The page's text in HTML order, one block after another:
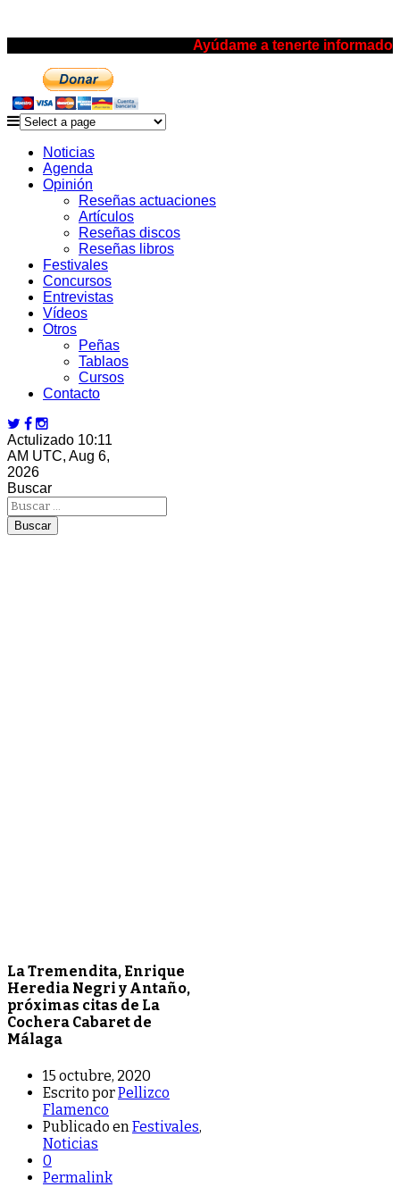
Ayúdame a tenerte informado
Noticias
Agenda
Opinión
Reseñas actuaciones
Artículos
Reseñas discos
Reseñas libros
Festivales
Concursos
Entrevistas
Vídeos
Otros
Peñas
Tablaos
Cursos
Contacto
Actulizado 10:11
AM UTC, Aug 6,
2026
Buscar
La Tremendita, Enrique
Heredia Negri y Antaño,
próximas citas de La
Cochera Cabaret de
Málaga
15 octubre, 2020
Escrito porPellizco
Flamenco
Publicado en Festivales,
Noticias
0
Permalink